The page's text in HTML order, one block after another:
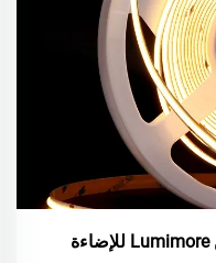
مزايا شرائح LED من نوع COB من Lumimore للإضاءة